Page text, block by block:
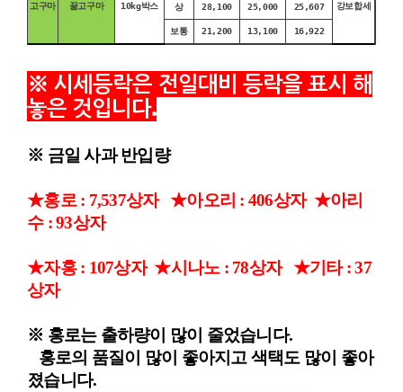
고구마 꿀고구마 10kg박스 강보합세
상 28,100 25,000 25,607
보통 21,200 13,100 16,922
※ 시세등락은 전일대비 등락을 표시 해
놓은 것입니다.
※ 금일 사과 반입량
★홍로 : 7,537상자★아오리 : 406상자★아리
수 : 93상자
★자홍 : 107상자★시나노 : 78상자 ★기타 : 37
상자
※ 홍로는 출하량이 많이 줄었습니다.
홍로의 품질이 많이 좋아지고 색택도 많이 좋아
졌습니다.